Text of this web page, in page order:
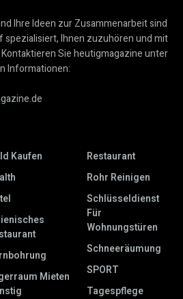
Ihre Ideen zur Zusammenarbeit sind
spezialisiert, Ihnen zuzuhören und mit
Sie heutigmagazine unter
Informationen:
Kaufen
Mieten
Restaurant
Rohr Reinigen
Schlüsseldienst
Für
Wohnungstüren
Schneeräumung
SPORT
Tagespflege